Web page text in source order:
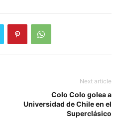
Next article
Colo Colo golea a
Universidad de Chile en el
Superclásico